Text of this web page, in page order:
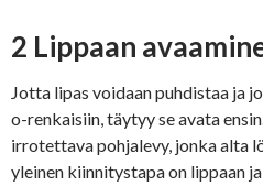
2 Lippaan
Jotta lipas voidaan puhdistaa ja
o-renkaisiin, täytyy se avata
irrotettava pohjalevy, jonka alta
yleinen kiinnitystapa on lippaan